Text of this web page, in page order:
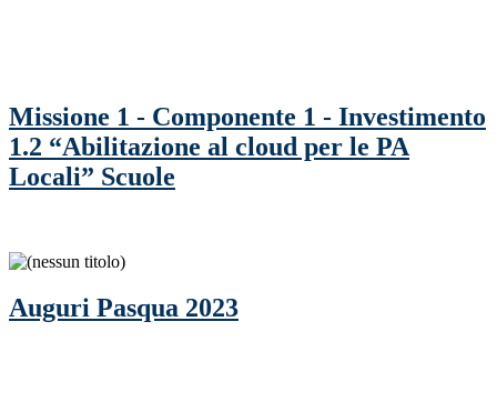
Missione 1 - Componente 1 - Investimento
1.2 “Abilitazione al cloud per le PA
Locali” Scuole
Auguri Pasqua 2023